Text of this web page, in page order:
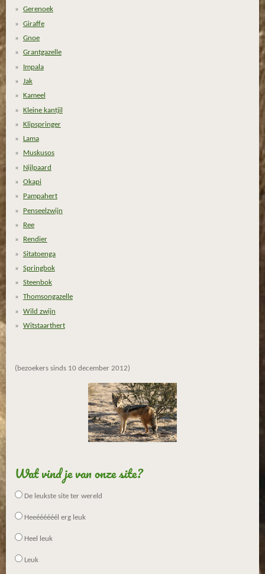
Gerenoek
Giraffe
Gnoe
Grantgazelle
Impala
Jak
Kameel
Kleine kantjil
Klipspringer
Lama
Muskusos
Nijlpaard
Okapi
Pampahert
Penseelzwijn
Ree
Rendier
Sitatoenga
Springbok
Steenbok
Thomsongazelle
Wild zwijn
Witstaarthert
(bezoekers sinds 10 december 2012)
Wat vind je van onze site?
De leukste site ter wereld
Heeéééééél erg leuk
Heel leuk
Leuk